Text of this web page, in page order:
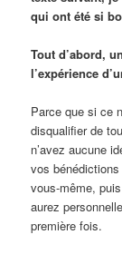
qui ont été si
Tout d’abord,
l’expérience
Parce que si ce
disqualifier de
n’avez aucune
vos
vous-même,
aurez
première fois.